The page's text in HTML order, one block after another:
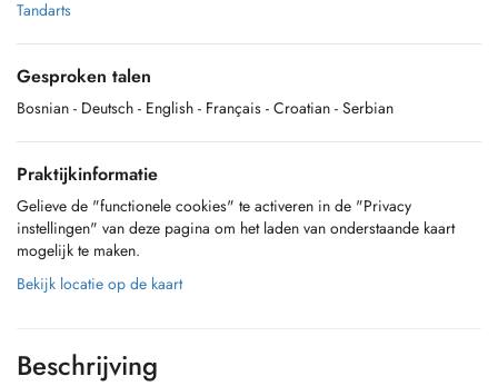
Tandarts
Gesproken talen
Bosnian - Deutsch - English - Français - Croatian - Serbian
Praktijkinformatie
Gelieve de "functionele cookies" te activeren in de "Privacy
instellingen" van deze pagina om het laden van onderstaande kaart
mogelijk te maken.
Bekijk locatie op de kaart
Beschrijving